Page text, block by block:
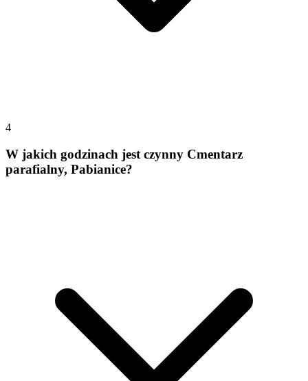
4
W jakich godzinach jest czynny Cmentarz
parafialny, Pabianice?